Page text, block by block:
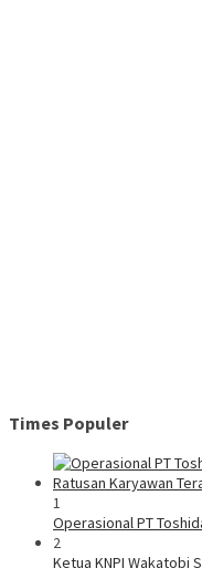
Times Populer
1
Operasional PT
2
Ketua KNPI Wakatobi